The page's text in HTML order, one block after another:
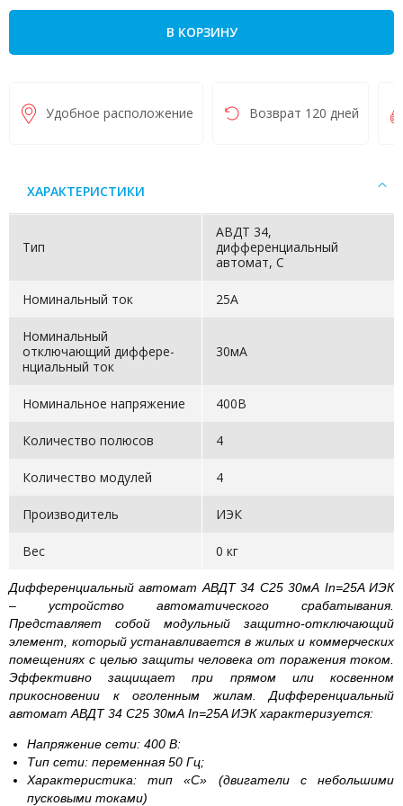
В КОРЗИНУ
Удобное расположение Возврат 120 дней
ХАРАКТЕРИСТИКИ
Тип
АВДТ 34,
дифференциальный
автомат, С
Номинальный ток 25А
Номинальный
отключающий диффере­
нци­альный ток
30мА
Номинальное напряжение 400В
Количество полюсов 4
Количество модулей 4
Производитель ИЭК
Вес 0 кг
Дифференциальный автомат АВДТ 34 С25 30мА In=25A ИЭК
– устройство автоматического срабатывания.
Представляет собой модульный защитно-отключающий
элемент, который устанавливается в жилых и коммерческих
помещениях с целью защиты человека от поражения током.
Эффективно защищает при прямом или косвенном
прикосновении к оголенным жилам. Дифференциальный
автомат АВДТ 34 С25 30мА In=25A ИЭК характеризуется:
Напряжение сети: 400 В:
Тип сети: переменная 50 Гц;
Характеристика: тип «С» (двигатели с небольшими
пусковыми токами)